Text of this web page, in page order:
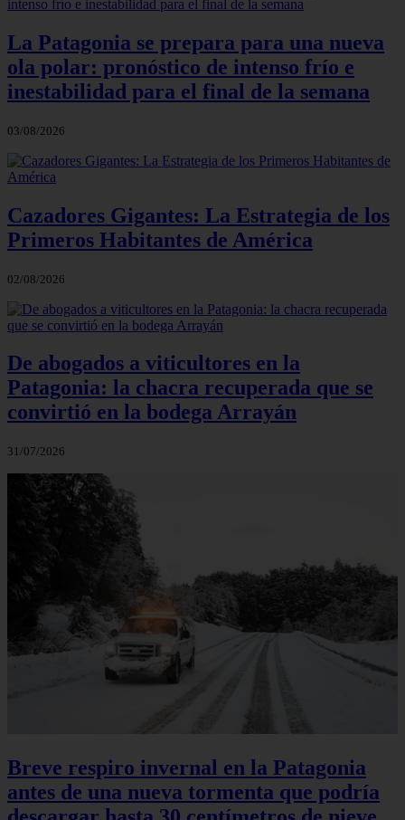
La Patagonia se prepara para una nueva
ola polar: pronóstico de intenso frío e
inestabilidad para el final de la semana
03/08/2026
Cazadores Gigantes: La Estrategia de los
Primeros Habitantes de América
02/08/2026
De abogados a viticultores en la
Patagonia: la chacra recuperada que se
convirtió en la bodega Arrayán
31/07/2026
Breve respiro invernal en la Patagonia
antes de una nueva tormenta que podría